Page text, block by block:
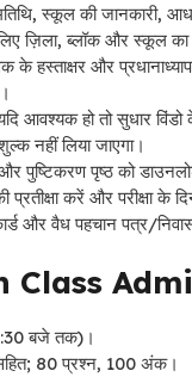
स्कूल की जानकारी,
ज़िला, ब्लॉक और स्कूल
के हस्ताक्षर और
आवश्यक हो तो सुधार विंडो
नहीं लिया जाएगा।
पुष्टिकरण पृष्ठ को
प्रतीक्षा करें और परीक्षा
और वैध पहचान पत्र/
बजे तक)।
80 प्रश्न, 100 अंक।